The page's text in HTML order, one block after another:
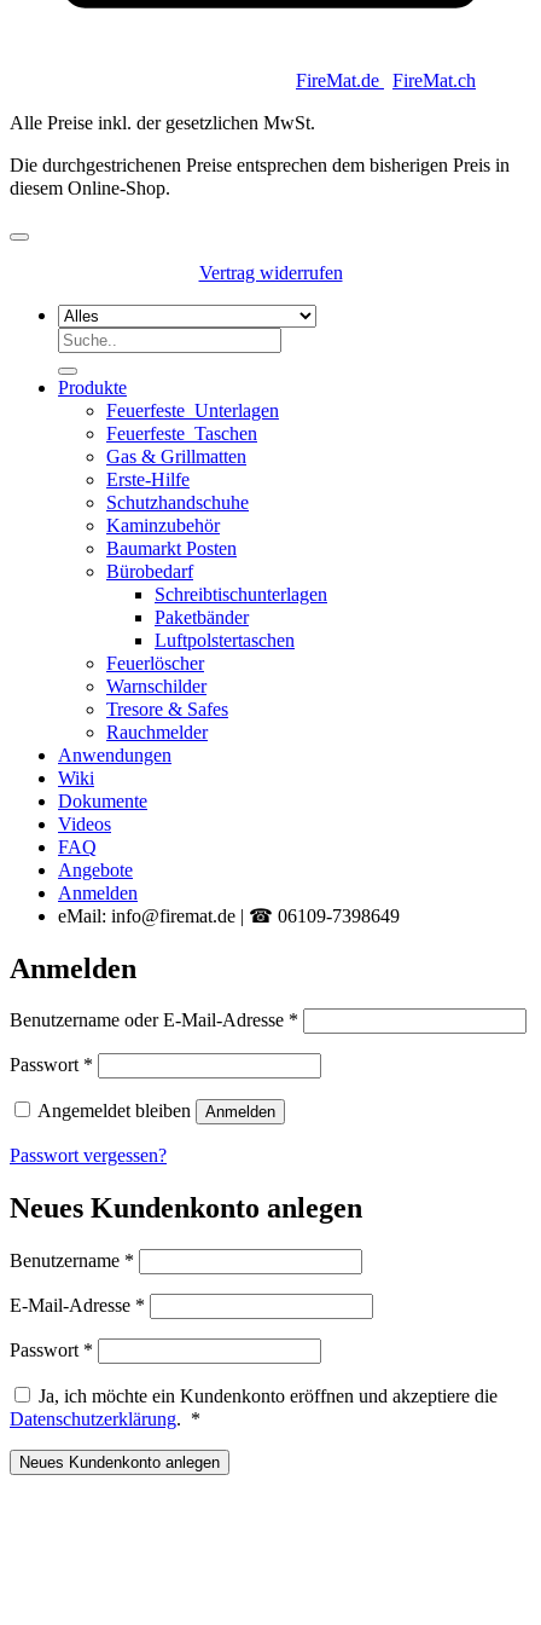
FireMat.de FireMat.ch
Alle Preise inkl. der gesetzlichen MwSt.
Die durchgestrichenen Preise entsprechen dem bisherigen Preis in
diesem Online-Shop.
Vertrag widerrufen
Suchen
Produkte
Feuerfeste_Unterlagen
Feuerfeste_Taschen
Gas & Grillmatten
Erste-Hilfe
Schutzhandschuhe
Kaminzubehör
Baumarkt Posten
Bürobedarf
Schreibtischunterlagen
Paketbänder
Luftpolstertaschen
Feuerlöscher
Warnschilder
Tresore & Safes
Rauchmelder
Anwendungen
Wiki
Dokumente
Videos
FAQ
Angebote
Anmelden
eMail: info@firemat.de | ☎ 06109-7398649
Anmelden
Benutzername oder E-Mail-Adresse *
Passwort *
Angemeldet bleiben Anmelden
Passwort vergessen?
Neues Kundenkonto anlegen
Benutzername *
E-Mail-Adresse *
Passwort *
Ja, ich möchte ein Kundenkonto eröffnen und akzeptiere die
Datenschutzerklärung. *
Neues Kundenkonto anlegen